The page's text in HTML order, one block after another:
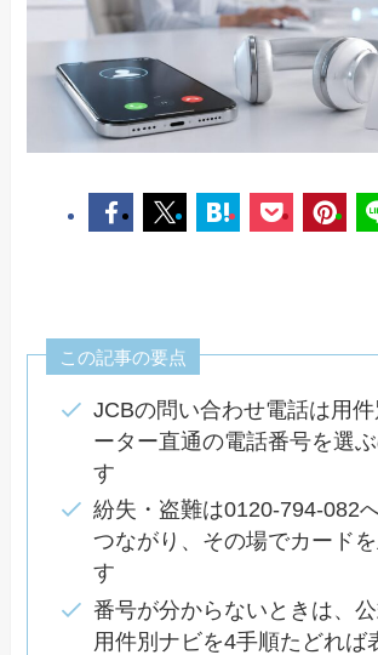
この記事の要点
JCBの問い合わせ電話は用
ーター直通の電話番号を選
す
紛失・盗難は0120-794-082
つながり、その場でカード
す
番号が分からないときは、
用件別ナビを4手順たどれば